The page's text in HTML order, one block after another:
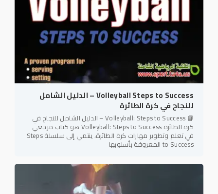
Volleyball Steps to Success – الدليل الشامل
للنجاح في كرة الطائرة
📘 Volleyball: Steps to Success – الدليل الشامل للنجاح في
كرة الطائرة Volleyball: Steps to Success هو كتاب مرجعي
في تعلم وتطوير مهارات كرة الطائرة، ينتمي إلى سلسلة Steps
to Success المعروفة بأسلوبها